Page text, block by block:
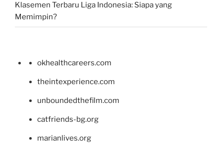
Klasemen Terbaru Liga Indonesia: Siapa yang
Memimpin?
okhealthcareers.com
theintexperience.com
unboundedthefilm.com
catfriends-bg.org
marianlives.org